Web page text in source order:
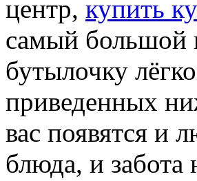
центр, купить
самый большой
бутылочку
приведенных
вас появятся и
блюда, и забота